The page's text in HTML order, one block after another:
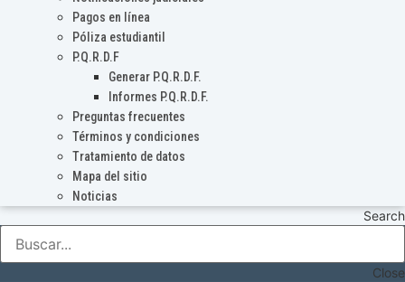
Pagos en línea
Póliza estudiantil
P.Q.R.D.F
Generar P.Q.R.D.F.
Informes P.Q.R.D.F.
Preguntas frecuentes
Términos y condiciones
Tratamiento de datos
Mapa del sitio
Noticias
Search
Close